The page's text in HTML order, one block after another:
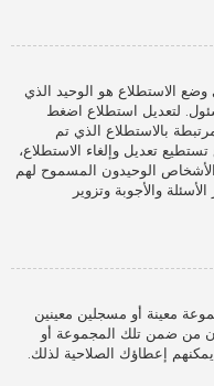
الاستطلاع هو الوحيد الذي
لتعديل استطلاع اضغط
بالاستطلاع الذي تم
تعديل وإلغاء الاستطلاع،
الوحيدون المسموح لهم
والأجوبة وتزوير
معينة أو مسجلين معينين
من ضمن تلك المجموعة أو
إعطاؤك الصلاحية لذلك.